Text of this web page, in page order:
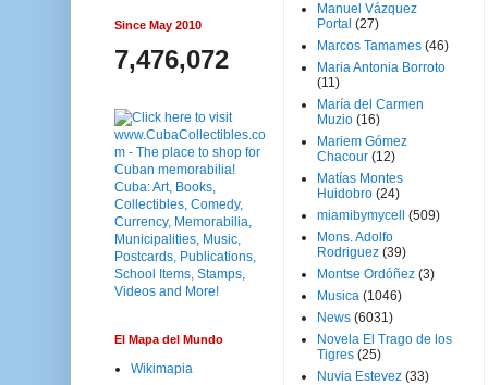
Since May 2010
7,476,072
El Mapa del Mundo
Wikimapia
Manuel Vázquez
Portal (27)
Marcos Tamames (46)
Maria Antonia Borroto
(11)
María del Carmen
Muzio (16)
Mariem Gómez
Chacour (12)
Matías Montes
Huidobro (24)
miamibymycell
(509)
Mons. Adolfo
Rodriguez (39)
Montse Ordóñez (3)
Musica (1046)
News (6031)
Novela El Trago de los
Tigres (25)
Nuvia Estevez (33)